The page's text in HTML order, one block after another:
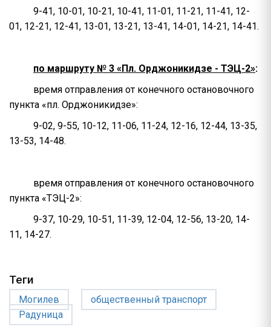
9-41, 10-01, 10-21, 10-41, 11-01, 11-21, 11-41, 12-
01, 12-21, 12-41, 13-01, 13-21, 13-41, 14-01, 14-21, 14-41.
по маршруту № 3 «Пл. Орджоникидзе - ТЭЦ-2»:
время отправления от конечного остановочного
пункта «пл. Орджоникидзе»:
9-02, 9-55, 10-12, 11-06, 11-24, 12-16, 12-44, 13-35,
13-53, 14-48.
время отправления от конечного остановочного
пункта «ТЭЦ-2»:
9-37, 10-29, 10-51, 11-39, 12-04, 12-56, 13-20, 14-
11, 14-27.
Теги
Могилев
общественный транспорт
Радуница